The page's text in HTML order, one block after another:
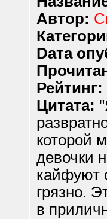
Автор:
Dата
Рейтинг:
Цитата:
которой
девочки
кайфуют
грязно.
в